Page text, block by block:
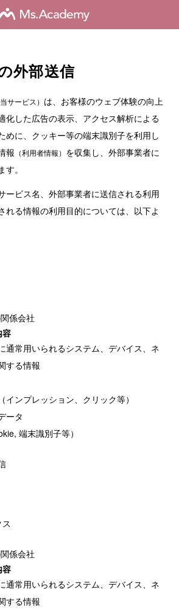
外部送信
サービス） は、お客様のウェブ体験の向上
化した広告の表示、アクセス解析による
めに、クッキー等の端末識別子を利用し
報 （利用者情報） を収集し、外部事業者に
。
ービス名、外部事業者に送信される利用
れる情報の利用目的については、以下よ
係会社
容
通常用いられるシステム、デバイス、ネ
する情報
インプレッション、クリック等）
ータ
端末識別子等）
係会社
容
通常用いられるシステム、デバイス、ネ
する情報